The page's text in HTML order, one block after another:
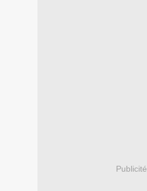
Publicité